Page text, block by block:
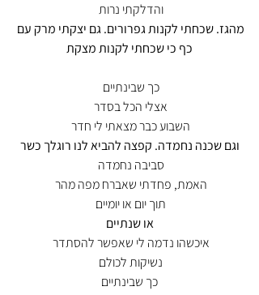
והדלקתי נרות
מהגז. שכחתי לקנות גפרורים. גם יצקתי מרק עם
כף כי שכחתי לקנות מצקת
כך שבינתיים
אצלי הכל בסדר
השבוע כבר מצאתי לי חדר
וגם שכנה נחמדה. קפצה להביא לנו רוגלך כשר
סביבה נחמדה
האמת, פחדתי שאברח מפה מהר
תוך יום או יומיים
או שנתיים
איכשהו נדמה לי שאפשר להסתדר
נשיקות לכולם
כך שבינתיים